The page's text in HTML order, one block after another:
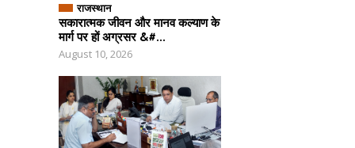
राजस्थान
सकारात्मक जीवन और मानव कल्याण के
मार्ग पर हों अग्रसर &#...
August 10, 2026